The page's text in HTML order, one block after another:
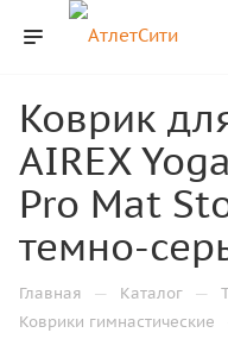
Коврик
AIREX
Pro Mat
темно-
Главная — Каталог —
Коврики гимнастические